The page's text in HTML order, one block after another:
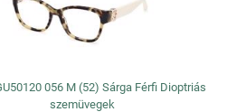
056 M (52) Sárga Férfi Dioptriás
szemüvegek